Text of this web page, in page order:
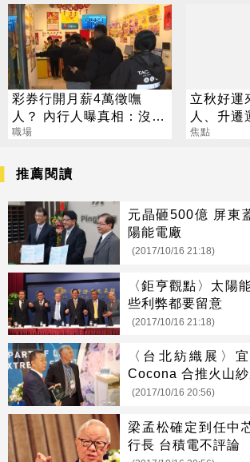
彩券行開月薪4萬徵嘸
人？ 內行人曝真相：沒想
像中輕鬆
職場
立秋好運
人、升遷
把握黃金
焦點
推薦閱讀
元晶砸500億 屏東
陽能電廠
(2017/10/16 21:18)
〈鉅亨觀點〉太陽
些利弊都要留意
(2017/10/16 21:18)
〈台北紡織展〉
Cocona 合推火山
(2017/10/16 20:56)
梁孟松確定到任中
行長 台積電不評論